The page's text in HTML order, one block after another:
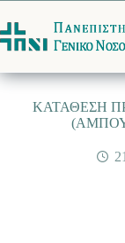
στο
περιεχόμενο
ΚΑΤΑΘΕΣΗ